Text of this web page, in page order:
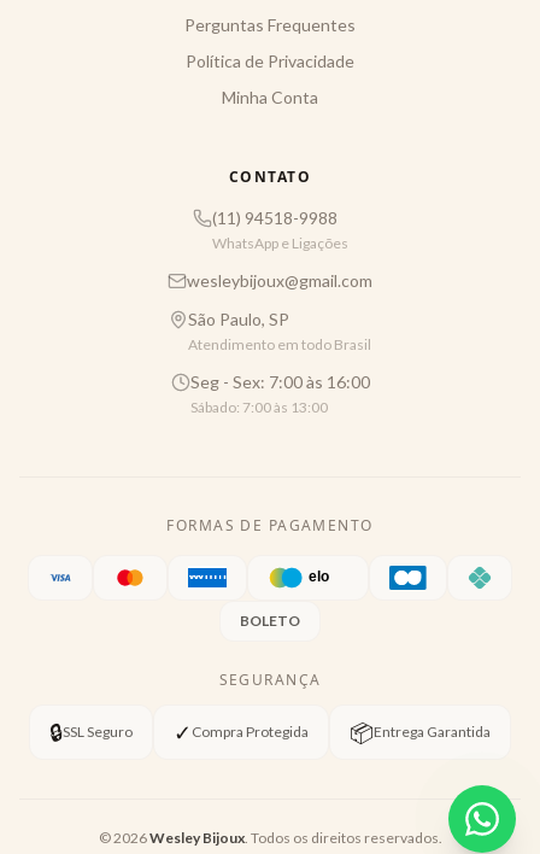
Perguntas Frequentes
Política de Privacidade
Minha Conta
CONTATO
(11) 94518-9988
WhatsApp e Ligações
wesleybijoux@gmail.com
São Paulo, SP
Atendimento em todo Brasil
Seg - Sex: 7:00 às 16:00
Sábado: 7:00 às 13:00
FORMAS DE PAGAMENTO
BOLETO
SEGURANÇA
🔒SSL Seguro ✓ Compra Protegida 📦Entrega Garantida
©2026Wesley Bijoux. Todos os direitos reservados.